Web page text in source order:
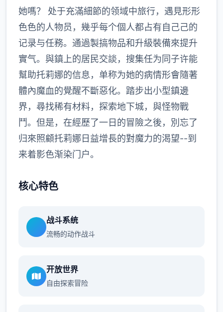
她嗎？ 处于充滿細節的领域中旅行，遇見形形
色色的人物员，幾乎每个個人都占有自己己的
记录与任務。通過製搞物品和升級裝備來提升
實气。與鎮上的居民交談，搜集任为同子许能
幫助托莉娜的信息，单称为她的病情形會隨著
體內魔血的覺醒不斷惡化。踏步出小型鎮邊
界，尋找稀有材料，探索地下城，與怪物戰
鬥。但是，在經歷了一日的冒險之後，別忘了
归來照顧托莉娜日益增長的對魔力的渴望--到
来着影色渐染门户。
核心特色
战斗系统
流畅的动作战斗
开放世界
自由探索冒险